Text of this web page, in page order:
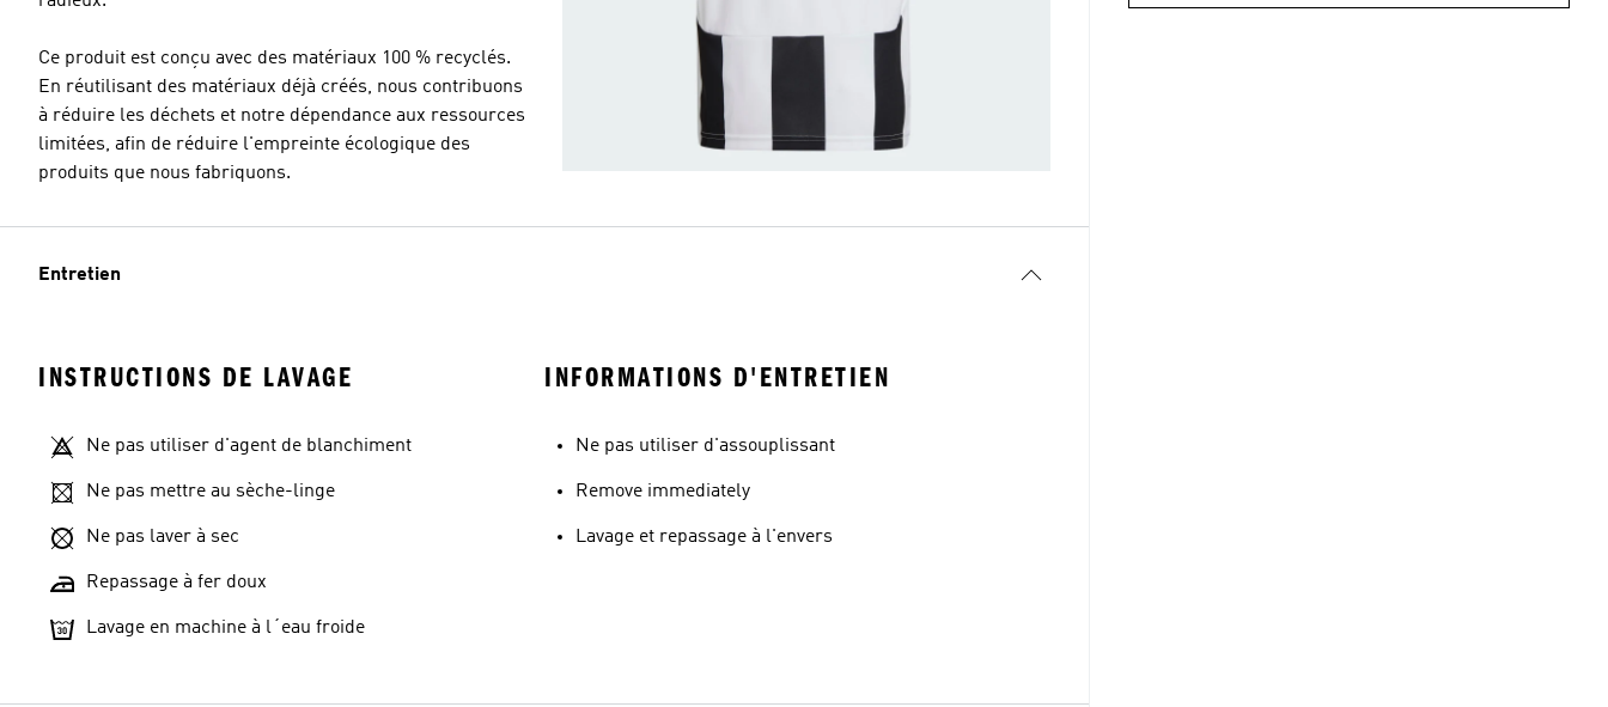
Ce produit est conçu avec des matériaux 100 % recyclés.
En réutilisant des matériaux déjà créés, nous contribuons
à réduire les déchets et notre dépendance aux ressources
limitées, afin de réduire l'empreinte écologique des
produits que nous fabriquons.
Entretien
INSTRUCTIONS DE LAVAGE
Ne pas utiliser d'agent de blanchiment
Ne pas mettre au sèche-linge
Ne pas laver à sec
Repassage à fer doux
Lavage en machine à l´eau froide
INFORMATIONS D'ENTRETIEN
Ne pas utiliser d'assouplissant
Remove immediately
Lavage et repassage à l'envers